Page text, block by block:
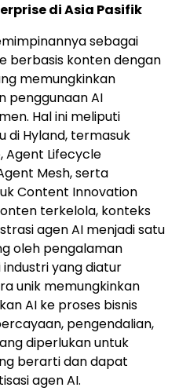
di Asia Pasifik
sebagai
berbasis konten dengan
memungkinkan
penggunaan AI
Hal ini meliputi
di Hyland, termasuk
Agent Lifecycle
Mesh, serta
Content Innovation
terkelola, konteks
agen AI menjadi satu
oleh pengalaman
yang diatur
unik memungkinkan
AI ke proses bisnis
pengendalian,
diperlukan untuk
berarti dan dapat
agen AI.